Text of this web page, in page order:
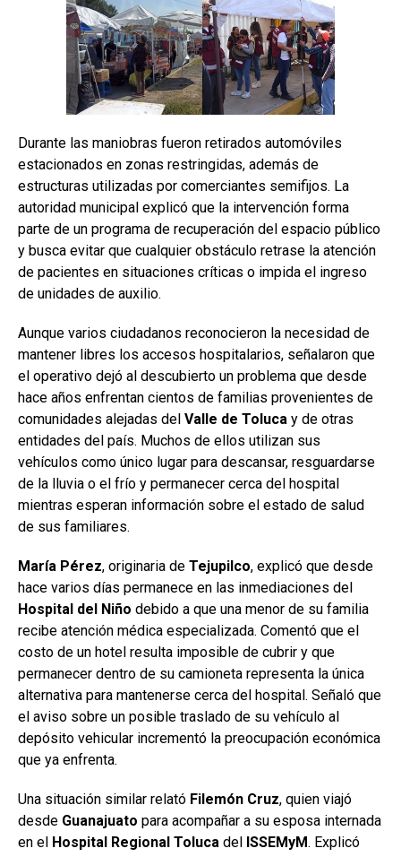
Durante las maniobras fueron retirados automóviles
estacionados en zonas restringidas, además de
estructuras utilizadas por comerciantes semifijos. La
autoridad municipal explicó que la intervención forma
parte de un programa de recuperación del espacio público
y busca evitar que cualquier obstáculo retrase la atención
de pacientes en situaciones críticas o impida el ingreso
de unidades de auxilio.
Aunque varios ciudadanos reconocieron la necesidad de
mantener libres los accesos hospitalarios, señalaron que
el operativo dejó al descubierto un problema que desde
hace años enfrentan cientos de familias provenientes de
comunidades alejadas del Valle de Toluca y de otras
entidades del país. Muchos de ellos utilizan sus
vehículos como único lugar para descansar, resguardarse
de la lluvia o el frío y permanecer cerca del hospital
mientras esperan información sobre el estado de salud
de sus familiares.
María Pérez, originaria de Tejupilco, explicó que desde
hace varios días permanece en las inmediaciones del
Hospital del Niño debido a que una menor de su familia
recibe atención médica especializada. Comentó que el
costo de un hotel resulta imposible de cubrir y que
permanecer dentro de su camioneta representa la única
alternativa para mantenerse cerca del hospital. Señaló que
el aviso sobre un posible traslado de su vehículo al
depósito vehicular incrementó la preocupación económica
que ya enfrenta.
Una situación similar relató Filemón Cruz, quien viajó
desde Guanajuato para acompañar a su esposa internada
en el Hospital Regional Toluca del ISSEMyM. Explicó